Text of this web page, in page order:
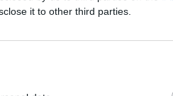
it to other third parties.
Βουλής των
κόμβος, ο
σε ορεινά